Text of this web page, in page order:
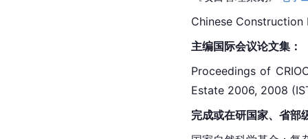
Chinese
主编国际会议论文集：
Proceedings of
Estate 2006, 2008
完成或在研国家、省部